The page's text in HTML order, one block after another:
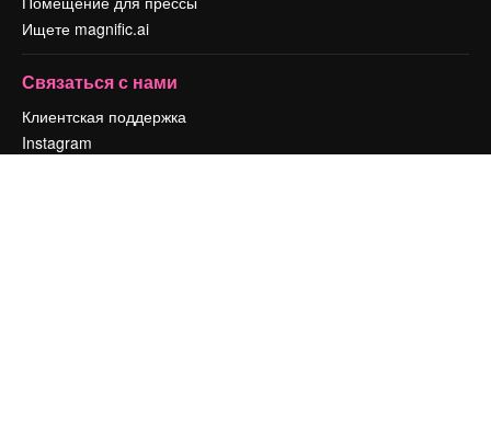
Ищете magnific.ai
Связаться с нами
Клиентская поддержка
Instagram